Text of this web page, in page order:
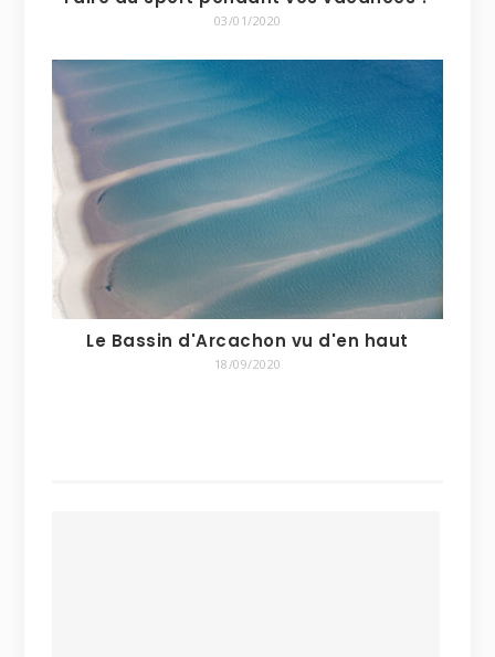
03/01/2020
Le Bassin d'Arcachon vu d'en haut
18/09/2020